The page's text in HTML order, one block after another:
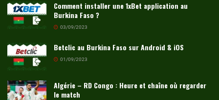
Comment installer une 1xBet application au
Burkina Faso ?
03/09/2023
Betclic au Burkina Faso sur Android & iOS
01/09/2023
Algérie – RD Congo : Heure et chaîne où regarder
le match